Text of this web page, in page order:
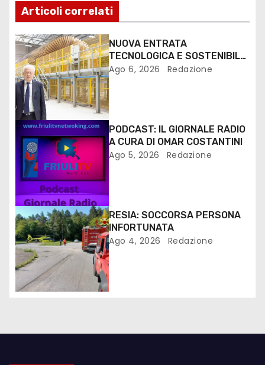
Articoli correlati
NUOVA ENTRATA
TECNOLOGICA E SOSTENIBILE
PER I MEZZI PESANTI ALLA
Ago 6, 2026 Redazione
PODCAST: IL GIORNALE RADIO
A CURA DI OMAR COSTANTINI
Ago 5, 2026 Redazione
RESIA: SOCCORSA PERSONA
INFORTUNATA
Ago 4, 2026 Redazione